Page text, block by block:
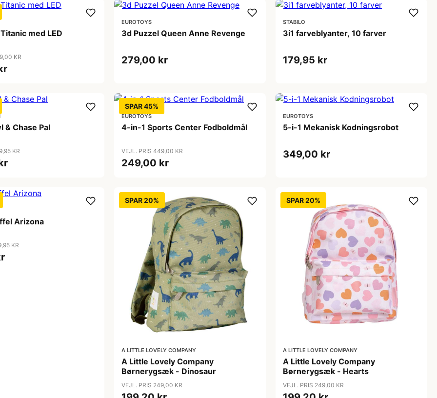
med LED
KR
EUROTOYS
3d Puzzel Queen Anne Revenge
279,00 kr
STABILO
3i1 farveblyanter, 10 farver
179,95 kr
& Chase Pal
KR
SPAR 45%
EUROTOYS
4-in-1 Sports Center Fodboldmål
VEJL. PRIS 449,00 KR
249,00 kr
EUROTOYS
5-i-1 Mekanisk Kodningsrobot
349,00 kr
Arizona
KR
SPAR 20%
A LITTLE LOVELY COMPANY
A Little Lovely Company
Børnerygsæk - Dinosaur
VEJL. PRIS 249,00 KR
SPAR 20%
A LITTLE LOVELY COMPANY
A Little Lovely Company
Børnerygsæk - Hearts
VEJL. PRIS 249,00 KR